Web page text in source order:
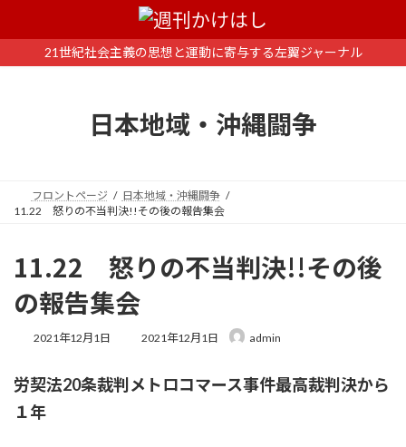
ン
ー
21世紀社会主義の思想と運動に寄与する左翼ジャーナル
日本地域・沖縄闘争
フロントページ
日本地域・沖縄闘争
11.22 怒りの不当判決!!その後の報告集会
11.22 怒りの不当判決!!その後
の報告集会
2021年12月1日
最
新
2021年12月1日 admin
労契法20条裁判メトロコマース事件最高裁判決から
１年